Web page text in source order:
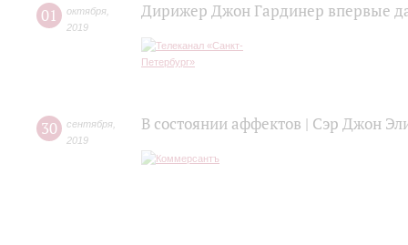
01 октября
2019
Дирижер Джон Гардинер впервые
30 сентября
2019
В состоянии аффектов | Сэр Джон